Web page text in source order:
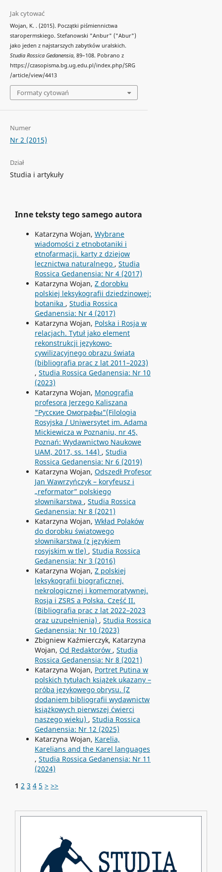
Jak cytować
Wojan, K. . (2015). Początki piśmiennictwa
staropermskiego. Stefanowski "Anbur" ("Abur")
jako jeden z najstarszych zabytków uralskich.
Studia Rossica Gedanensia, 89–108. Pobrano z
https://czasopisma.bg.ug.edu.pl/index.php/SRG
/article/view/4413
Formaty cytowań
Numer
Nr 2 (2015)
Dział
Studia i artykuły
Inne teksty tego samego autora
Katarzyna Wojan, Wybrane
wiadomości z etnobotaniki i
etnofarmacji. karty z dziejow
lecznictwa naturalnego , Studia
Rossica Gedanensia: Nr 4 (2017)
Katarzyna Wojan, Z dorobku
polskiej leksykografii dziedzinowej:
botanika , Studia Rossica
Gedanensia: Nr 4 (2017)
Katarzyna Wojan, Polska i Rosja w
relacjach. Tytuł jako element
rekonstrukcji językowo-
cywilizacyjnego obrazu świata
(bibliografia prac z lat 2011–2023)
, Studia Rossica Gedanensia: Nr 10
(2023)
Katarzyna Wojan, Monografia
profesora Jerzego Kaliszana
"Русские Омографы"(Filologia
Rosyjska / Uniwersytet im. Adama
Mickiewicza w Poznaniu, nr 45,
Poznań: Wydawnictwo Naukowe
UAM, 2017, ss. 144) , Studia
Rossica Gedanensia: Nr 6 (2019)
Katarzyna Wojan, Odszedł Profesor
Jan Wawrzyńczyk – koryfeusz i
„reformator” polskiego
słownikarstwa , Studia Rossica
Gedanensia: Nr 8 (2021)
Katarzyna Wojan, Wkład Polaków
do dorobku światowego
słownikarstwa (z językiem
rosyjskim w tle) , Studia Rossica
Gedanensia: Nr 3 (2016)
Katarzyna Wojan, Z polskiej
leksykografii biograficznej,
nekrologicznej i komemoratywnej.
Rosja i ZSRS a Polska. Część II.
(Bibliografia prac z lat 2022–2023
oraz uzupełnienia) , Studia Rossica
Gedanensia: Nr 10 (2023)
Zbigniew Kaźmierczyk, Katarzyna
Wojan, Od Redaktorów , Studia
Rossica Gedanensia: Nr 8 (2021)
Katarzyna Wojan, Portret Putina w
polskich tytułach książek ukazany –
próba językowego obrysu. (Z
dodaniem bibliografii wydawnictw
książkowych pierwszej ćwierci
naszego wieku) , Studia Rossica
Gedanensia: Nr 12 (2025)
Katarzyna Wojan, Karelia,
Karelians and the Karel languages
, Studia Rossica Gedanensia: Nr 11
(2024)
1 2 3 4 5 > >>